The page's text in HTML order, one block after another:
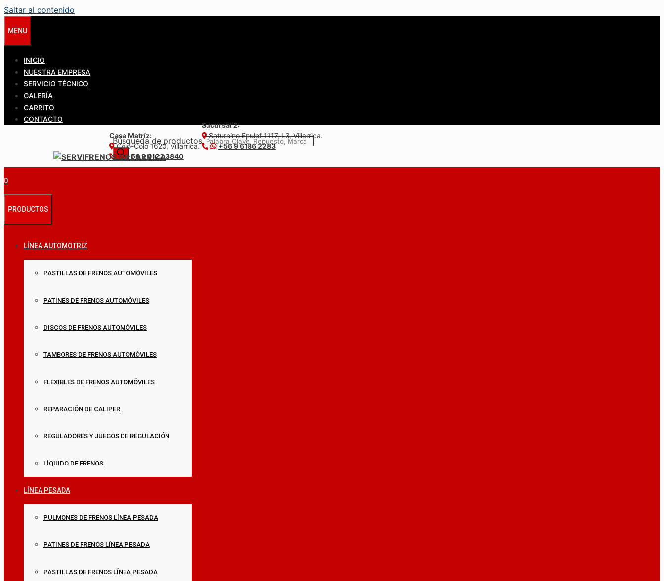
Saltar al contenido
MENU
INICIO
NUESTRA EMPRESA
SERVICIO TÉCNICO
GALERÍA
CARRITO
CONTACTO
Búsqueda de productos
Casa Matríz:
Colo-Colo 1620, Villarrica.
+56 9 6122 3840
Sucursal 2:
Saturnino Epulef 1117, L3, Villarrica.
+56 9 6186 2283
0
PRODUCTOS
LÍNEA AUTOMOTRIZ
PASTILLAS DE FRENOS AUTOMÓVILES
PATINES DE FRENOS AUTOMÓVILES
DISCOS DE FRENOS AUTOMÓVILES
TAMBORES DE FRENOS AUTOMÓVILES
FLEXIBLES DE FRENOS AUTOMÓVILES
REPARACIÓN DE CALIPER
REGULADORES Y JUEGOS DE REGULACIÓN
LÍQUIDO DE FRENOS
LÍNEA PESADA
PULMONES DE FRENOS LÍNEA PESADA
PATINES DE FRENOS LÍNEA PESADA
PASTILLAS DE FRENOS LÍNEA PESADA